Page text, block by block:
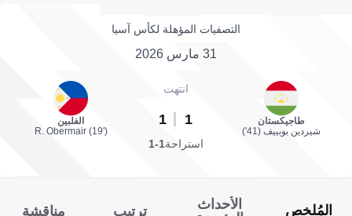
التصفيات المؤهلة لكأس آسيا
31 مارس 2026
طاجيكستان
شيردين بوبييف (41')
انتهت
1
1
الفلبين
R. Obermair (19')
استراحة1-1
المُلخص
الأحداث
ترتيب مناقشة